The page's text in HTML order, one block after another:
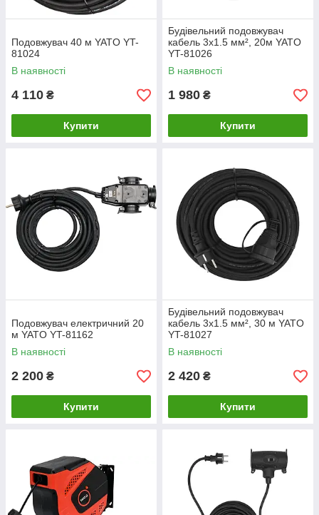
Подовжувач 40 м YATO YT-
81024
В наявності
4 110 ₴
Купити
Будівельний подовжувач
кабель 3х1.5 мм², 20м YATO
YT-81026
В наявності
1 980 ₴
Купити
Подовжувач електричний 20
м YATO YT-81162
В наявності
2 200 ₴
Купити
Будівельний подовжувач
кабель 3х1.5 мм², 30 м YATO
YT-81027
В наявності
2 420 ₴
Купити